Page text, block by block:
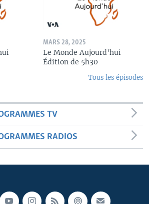
MARS 28, 2025
Le Monde Aujourd'hui
Édition de 5h30
Tous les épisodes
TV
RADIOS